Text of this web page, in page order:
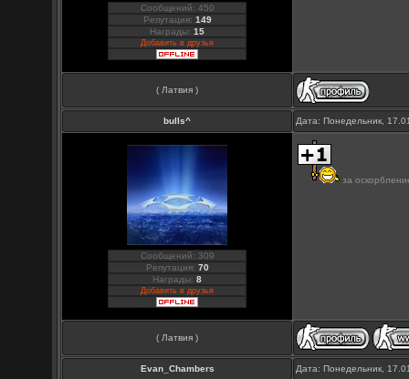
Сообщений: 450
Репутация: 149
Награды:15
Добавить в друзья
( Латвия )
bulls^ Дата: Понедельник,
Сообщений: 309
Репутация: 70
Награды:8
Добавить в друзья
за
( Латвия )
Evan_Chambers Дата: Понедельник,